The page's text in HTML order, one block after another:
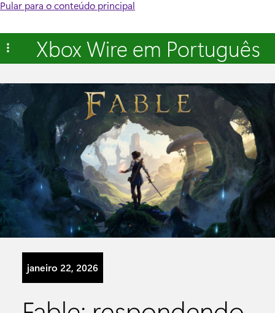
Pular para o conteúdo principal
Xbox Wire em Português
janeiro 22, 2026